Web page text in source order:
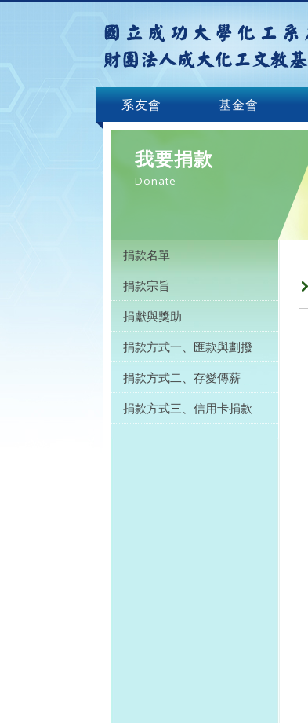
系友會 基金會
我要捐款
Donate
捐款名單
捐款宗旨
捐獻與獎助
捐款方式一、匯款與劃撥
捐款方式二、存愛傳薪
捐款方式三、信用卡捐款